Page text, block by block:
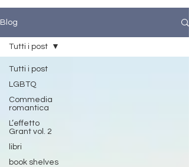
Blog
Tutti i post
LGBTQ
Commedia
romantica
L’effetto
Grant vol. 2
libri
book shelves
Tutti i post